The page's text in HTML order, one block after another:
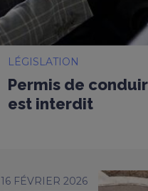
LÉGISLATION
Permis de
est interdit
16 FÉVRIER 2026